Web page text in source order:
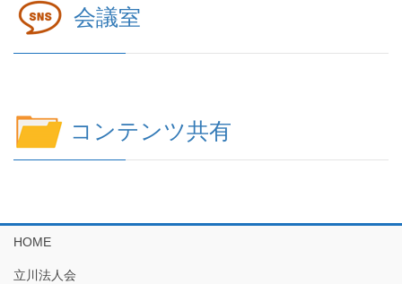
会議室
コンテンツ共有
HOME
立川法人会